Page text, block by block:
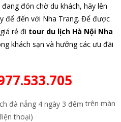
đón chờ du khách, hãy lên
để đến với Nha Trang. Để được
rẻ đi tour du lịch Hà Nội Nha
khách sạn và hưởng các ưu đãi
trên màn
thoại)